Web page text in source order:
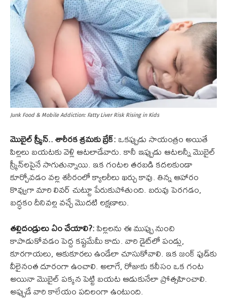
Junk Food & Mobile Addiction: Fatty Liver Risk Rising in Kids
మొబైల్ స్క్రీన్.. శారీరక శ్రమకు బ్రేక్:ఒకప్పుడు సాయంత్రం అయితే
పిల్లలు బయటకు వెళ్లి ఆటలాడేవారు. కానీ ఇప్పుడు ఆటలన్నీ మొబైల్
స్క్రీన్‌లపైనే సాగుతున్నాయి. ఇక గంటల తరబడి కదలకుండా
కూర్చోవడం వల్ల శరీరంలో క్యాలరీలు ఖర్చు కావు. తిన్న ఆహారం
కొవ్వుగా మారి లివర్ చుట్టూ పేరుకుపోతుంది. బరువు పెరగడం,
బద్ధకం దీనివల్ల వచ్చే మొదటి లక్షణాలు.
తల్లిదండ్రులు ఏం చేయాలి?:పిల్లలను ఈ ముప్పు నుంచి
కాపాడుకోవడం పెద్ద కష్టమేమీ కాదు. వారి డైట్‌లో పండ్లు,
కూరగాయలు, ఆకుకూరలు ఉండేలా చూసుకోవాలి. ఇక జంక్ ఫుడ్‌కు
వీలైనంత దూరంగా ఉంచాలి. అలాగే, రోజుకు కనీసం ఒక గంట
అయినా మొబైల్ పక్కన పెట్టి బయట ఆడుకునేలా ప్రోత్సహించాలి.
అప్పుడే వారి కాలేయం పదిలంగా ఉంటుంది.